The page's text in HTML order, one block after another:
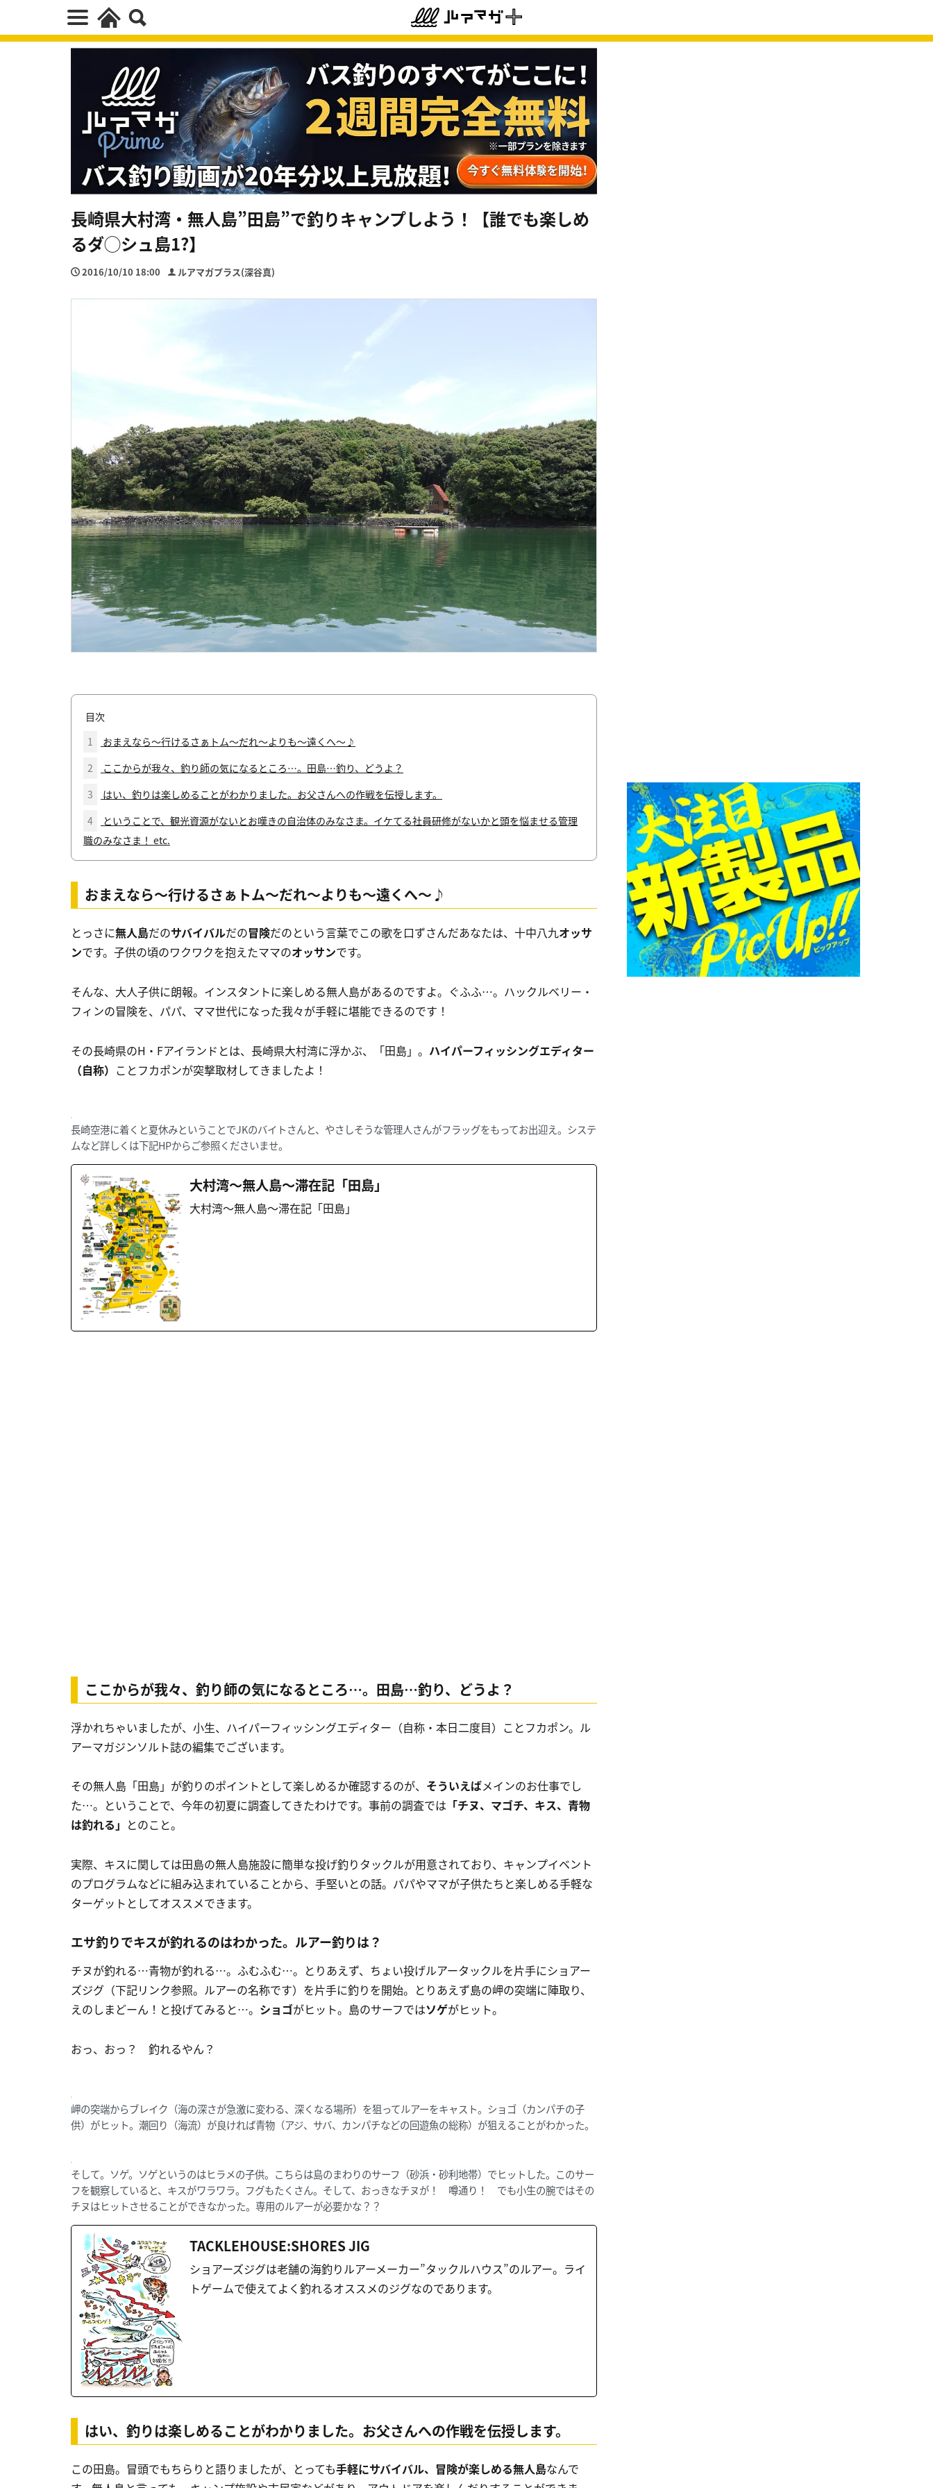
長崎県大村湾・無人島”田島”で釣りキャンプしよう！【誰でも楽しめ
るダ◯シュ島1?】
2016/10/10 18:00 ルアマガプラス(深谷真)
目次
1
おまえなら〜行けるさぁトム〜だれ〜よりも〜遠くへ〜♪
2
ここからが我々、釣り師の気になるところ…。田島…釣り、どうよ？
3
はい、釣りは楽しめることがわかりました。お父さんへの作戦を伝授します。
4
ということで、観光資源がないとお嘆きの自治体のみなさま。イケてる社員研修がないかと頭を悩ませる管理
職のみなさま！ etc.
おまえなら〜行けるさぁトム〜だれ〜よりも〜遠くへ〜♪
とっさに無人島だのサバイバルだの冒険だのという言葉でこの歌を口ずさんだあなたは、十中八九オッサ
ンです。子供の頃のワクワクを抱えたママのオッサンです。
そんな、大人子供に朗報。インスタントに楽しめる無人島があるのですよ。ぐふふ…。ハックルベリー・
フィンの冒険を、パパ、ママ世代になった我々が手軽に堪能できるのです！
その長崎県のH・Fアイランドとは、長崎県大村湾に浮かぶ、「田島」。 ハイパーフィッシングエディター
（自称） ことフカポンが突撃取材してきましたよ！
長崎空港に着くと夏休みということでJKのバイトさんと、やさしそうな管理人さんがフラッグをもってお出迎え。システ
ムなど詳しくは下記HPからご参照くださいませ。
大村湾〜無人島〜滞在記「田島」
大村湾〜無人島〜滞在記「田島」
ここからが我々、釣り師の気になるところ…。田島…釣り、どうよ？
浮かれちゃいましたが、小生、ハイパーフィッシングエディター（自称・本日二度目）ことフカポン。ル
アーマガジンソルト誌の編集でございます。
その無人島「田島」が釣りのポイントとして楽しめるか確認するのが、 そういえばメインのお仕事でし
た…。ということで、今年の初夏に調査してきたわけです。事前の調査では 「チヌ、マゴチ、キス、青物
は釣れる」 とのこと。
実際、キスに関しては田島の無人島施設に簡単な投げ釣りタックルが用意されており、キャンプイベント
のプログラムなどに組み込まれていることから、手堅いとの話。パパやママが子供たちと楽しめる手軽な
ターゲットとしてオススメできます。
エサ釣りでキスが釣れるのはわかった。ルアー釣りは？
チヌが釣れる…青物が釣れる…。ふむふむ…。とりあえず、ちょい投げルアータックルを片手にショアー
ズジグ（下記リンク参照。ルアーの名称です）を片手に釣りを開始。とりあえず島の岬の突端に陣取り、
えのしまどーん！と投げてみると…。 ショゴがヒット。島のサーフではソゲがヒット。
おっ、おっ？ 釣れるやん？
岬の突端からブレイク（海の深さが急激に変わる、深くなる場所）を狙ってルアーをキャスト。ショゴ（カンパチの子
供）がヒット。潮回り（海流）が良ければ青物（アジ、サバ、カンパチなどの回遊魚の総称）が狙えることがわかった。
そして。ソゲ。ソゲというのはヒラメの子供。こちらは島のまわりのサーフ（砂浜・砂利地帯）でヒットした。このサー
フを観察していると、キスがワラワラ。フグもたくさん。そして、おっきなチヌが！ 噂通り！ でも小生の腕ではその
チヌはヒットさせることができなかった。専用のルアーが必要かな？？
TACKLEHOUSE:SHORES JIG
ショアーズジグは老舗の海釣りルアーメーカー”タックルハウス”のルアー。ライ
トゲームで使えてよく釣れるオススメのジグなのであります。
はい、釣りは楽しめることがわかりました。お父さんへの作戦を伝授します。
この田島。冒頭でもちらりと語りましたが、とっても手軽にサバイバル、冒険が楽しめる無人島なんで